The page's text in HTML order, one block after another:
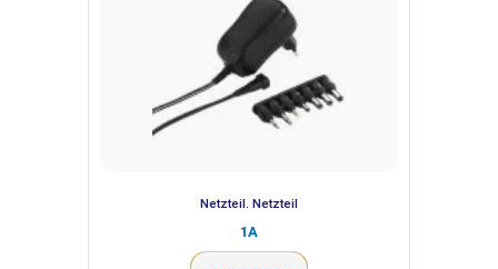
Netzteil. Netzteil
1A